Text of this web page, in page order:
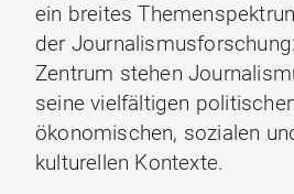
ein breites
der
Zentrum stehen
seine vielfältigen
ökonomischen, sozialen
kulturellen Kontexte.